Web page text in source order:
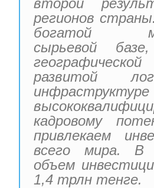
регионов
богатой
сырьевой
развитой
кадровому
привлекаем
всего мира. В
объем
1,4 трлн тенге.